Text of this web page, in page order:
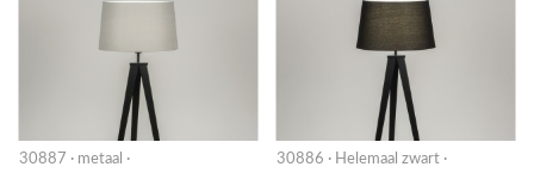
30887 · metaal ·
30886 · Helemaal zwart ·